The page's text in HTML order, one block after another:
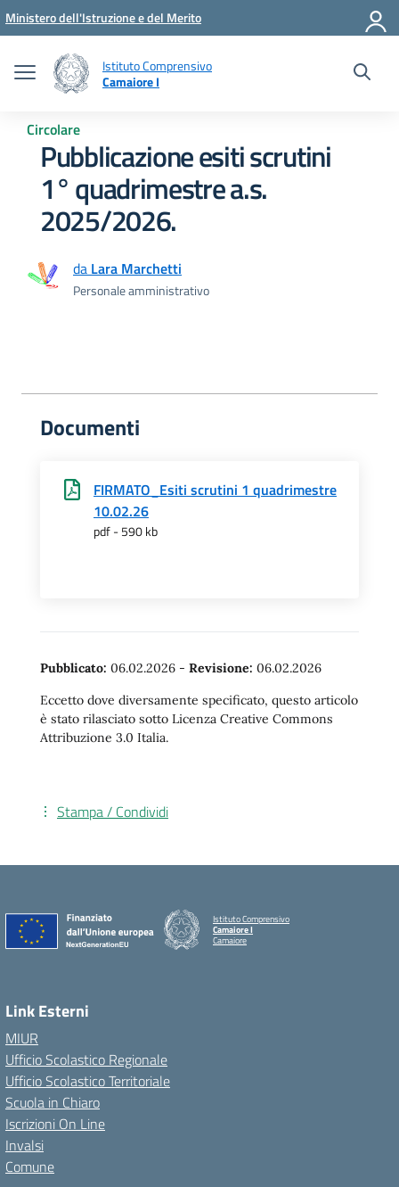
Vai ai contenuti
Vai al menu di navigazione
Vai al footer
Ministero dell'Istruzione e del Merito
Istituto Comprensivo
Camaiore I
Circolare
Pubblicazione esiti scrutini
1° quadrimestre a.s.
2025/2026.
da Lara Marchetti
Personale amministrativo
Documenti
FIRMATO_Esiti scrutini 1 quadrimestre
10.02.26
pdf - 590 kb
Pubblicato: 06.02.2026 - Revisione: 06.02.2026
Eccetto dove diversamente specificato, questo articolo
è stato rilasciato sotto Licenza Creative Commons
Attribuzione 3.0 Italia.
Stampa / Condividi
Istituto Comprensivo
Camaiore I
Camaiore
Link Esterni
MIUR
Ufficio Scolastico Regionale
Ufficio Scolastico Territoriale
Scuola in Chiaro
Iscrizioni On Line
Invalsi
Comune